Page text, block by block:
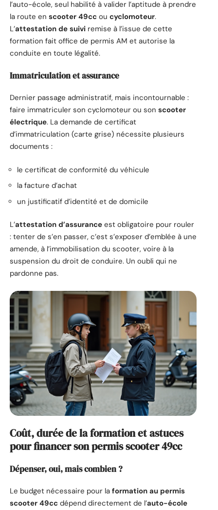
l’auto-école, seul habilité à valider l’aptitude à prendre
la route en scooter 49cc ou cyclomoteur.
L’attestation de suivi remise à l’issue de cette
formation fait office de permis AM et autorise la
conduite en toute légalité.
Immatriculation et assurance
Dernier passage administratif, mais incontournable :
faire immatriculer son cyclomoteur ou son scooter
électrique. La demande de certificat
d’immatriculation (carte grise) nécessite plusieurs
documents :
le certificat de conformité du véhicule
la facture d’achat
un justificatif d’identité et de domicile
L’attestation d’assurance est obligatoire pour rouler
: tenter de s’en passer, c’est s’exposer d’emblée à une
amende, à l’immobilisation du scooter, voire à la
suspension du droit de conduire. Un oubli qui ne
pardonne pas.
Coût, durée de la formation et astuces
pour financer son permis scooter 49cc
Dépenser, oui, mais combien ?
Le budget nécessaire pour la formation au permis
scooter 49cc dépend directement de l’auto-école